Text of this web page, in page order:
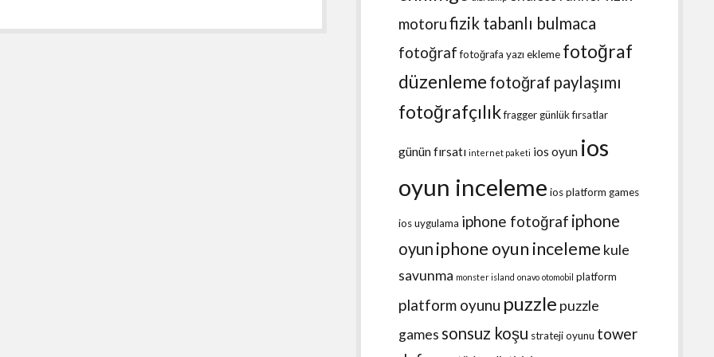
motorufizik tabanlı bulmaca
fotoğraf fotoğrafa yazı ekleme fotoğraf
düzenleme fotoğraf paylaşımı
fotoğrafçılıkfraggergünlük fırsatlar
günün fırsatı internet paketi ios oyun ios
oyun inceleme ios platform games
ios uygulama iphone fotoğraf iphone
oyun iphone oyun inceleme kule
savunma monster island onavo otomobil platform
platform oyunu puzzle puzzle
games sonsuz koşu strateji oyunu tower